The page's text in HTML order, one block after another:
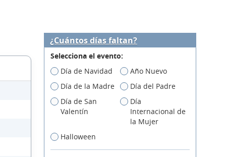
¿Cuántos días faltan?
Selecciona el evento:
Día de Navidad
Año Nuevo
Día de la Madre
Día del Padre
Día de San
Valentín
Día
Internacional de
la Mujer
Halloween